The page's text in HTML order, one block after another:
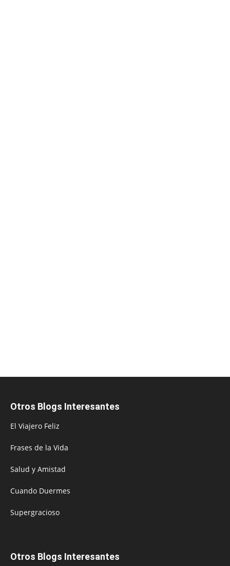
Otros Blogs Interesantes
El Viajero Feliz
Frases de la Vida
Salud y Amistad
Cuando Duermes
Supergracioso
Otros Blogs Interesantes